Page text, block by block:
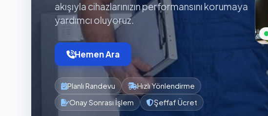
akışıyla cihazlarınızın performansını korumaya
yardımcı oluyoruz.
Hemen Ara
Planlı Randevu
Hızlı Yönlendirme
Onay Sonrası İşlem
Şeffaf Ücret